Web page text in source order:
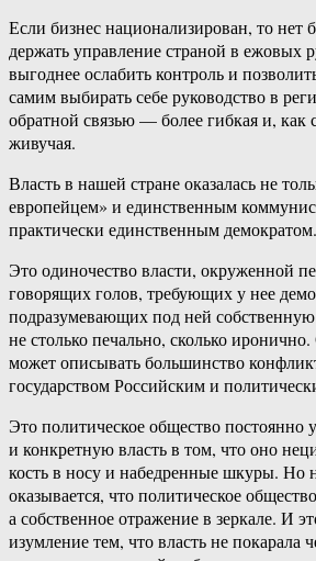
Если бизнес национализирован, то нет
держать управление страной в ежовых
выгоднее ослабить контроль и
самим выбирать себе руководство в
обратной связью — более гибкая и, как
живучая.
Власть в нашей стране оказалась не
европейцем» и единственным
практически единственным демократом.
Это одиночество власти, окруженной
говорящих голов, требующих у нее
подразумевающих под ней
не столько печально, сколько
может описывать большинство
государством Российским и
Это политическое общество постоянно
и конкретную власть в том, что оно
кость в носу и набедренные шкуры. Но
оказывается, что политическое
а собственное отражение в зеркале. И
изумление тем, что власть не покарала